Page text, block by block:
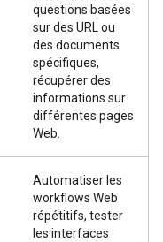
questions basées
sur des URL ou
des documents
spécifiques,
récupérer des
informations sur
différentes pages
Web.
Automatiser les
workflows Web
répétitifs, tester
les interfaces